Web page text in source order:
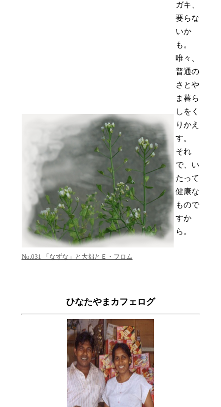
ガキ、
要らな
いか
も。
唯々、
普通の
さとや
ま暮ら
しをく
りかえ
す。
それ
で、い
たって
健康な
もので
すか
ら。
No.031 「なずな」と大拙とＥ・フロム
ひなたやまカフェログ